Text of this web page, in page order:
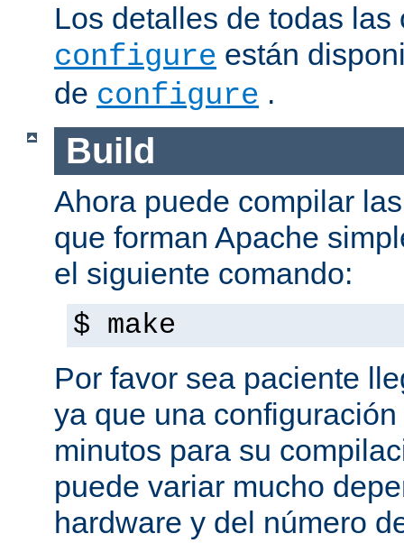
Los detalles de todas las
configure están
de configure .
Build
Ahora puede compilar
que forman Apache
el siguiente comando:
$ make
Por favor sea paciente
ya que una
minutos para su
puede variar mucho
hardware y del número